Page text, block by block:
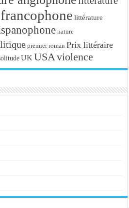
littérature
nature
premier roman Prix littéraire
UK USAviolence